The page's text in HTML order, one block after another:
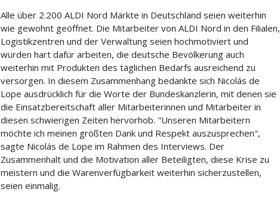
Alle über 2.200 ALDI Nord Märkte in Deutschland seien weiterhin
wie gewohnt geöffnet. Die Mitarbeiter von ALDI Nord in den Filialen,
Logistikzentren und der Verwaltung seien hochmotiviert und
würden hart dafür arbeiten, die deutsche Bevölkerung auch
weiterhin mit Produkten des täglichen Bedarfs ausreichend zu
versorgen. In diesem Zusammenhang bedankte sich Nicolás de
Lope ausdrücklich für die Worte der Bundeskanzlerin, mit denen sie
die Einsatzbereitschaft aller Mitarbeiterinnen und Mitarbeiter in
diesen schwierigen Zeiten hervorhob. "Unseren Mitarbeitern
möchte ich meinen größten Dank und Respekt auszusprechen",
sagte Nicolás de Lope im Rahmen des Interviews. Der
Zusammenhalt und die Motivation aller Beteiligten, diese Krise zu
meistern und die Warenverfügbarkeit weiterhin sicherzustellen,
seien einmalig.